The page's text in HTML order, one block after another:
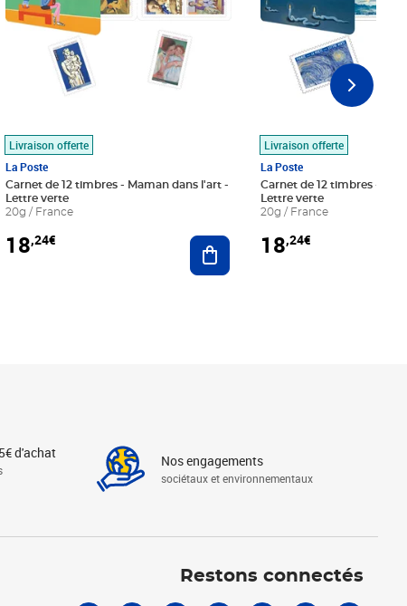
au panier
Livraison offerte
La Poste
Carnet de 12 timbres - Maman dans l'art -
Lettre verte
20g / France
18,24€ Ajouter au panier
Livraison offerte
La Poste
Carnet de 12 timbres - Le
Lettre verte
20g / France
18,24€
d'achat Nos engagements
sociétaux et environnementaux
Restons connectés